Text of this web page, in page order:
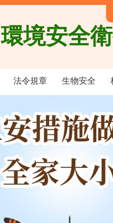
環境安全
法令規章 生物安全